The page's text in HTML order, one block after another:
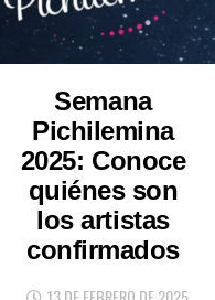
Semana
Pichilemina
2025: Conoce
quiénes son
los artistas
confirmados